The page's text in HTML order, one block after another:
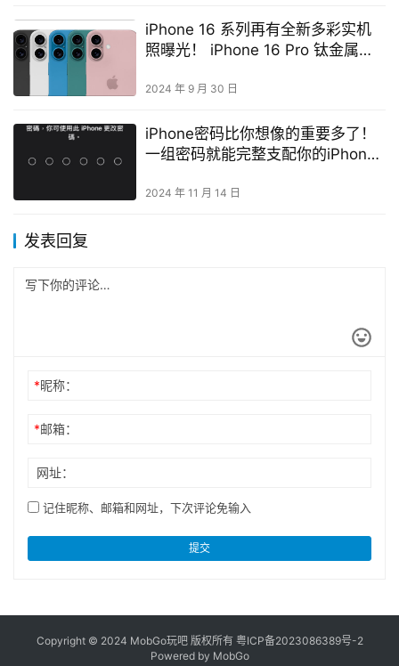
iPhone 16 系列再有全新多彩实机
照曝光！ iPhone 16 Pro 钛金属变
2024 年 9 月 30 日
iPhone密码比你想像的重要多了！
一组密码就能完整支配你的iPhone
2024 年 11 月 14 日
发表回复
*昵称：
*邮箱：
网址：
记住昵称、邮箱和网址，下次评论免输入
提交
Copyright © 2024 MobGo玩吧 版权所有 粤ICP备2023086389号-2
Powered by MobGo